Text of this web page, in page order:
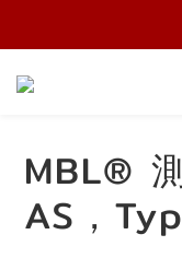
Free
Free
MBL®
AS，